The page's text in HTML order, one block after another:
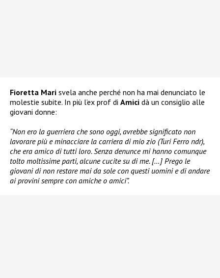
Fioretta Mari svela anche perché non ha mai denunciato le
molestie subite. In più l’ex prof di Amici dà un consiglio alle
giovani donne:
“Non ero la guerriera che sono oggi, avrebbe significato non
lavorare più e minacciare la carriera di mio zio (Turi Ferro ndr),
che era amico di tutti loro. Senza denunce mi hanno comunque
tolto moltissime parti, alcune cucite su di me. […] Prego le
giovani di non restare mai da sole con questi uomini e di andare
ai provini sempre con amiche o amici”.